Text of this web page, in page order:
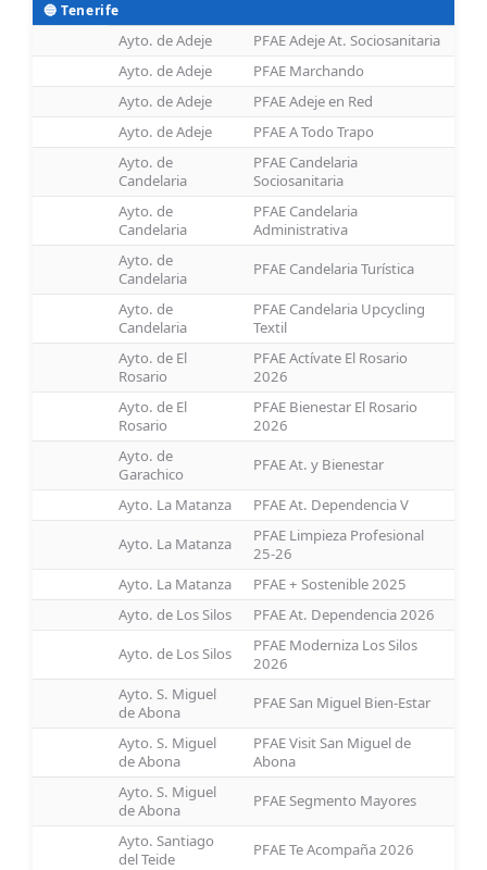
🔵 Tenerife
Ayto. de Adeje
PFAE Adeje At. Sociosanitaria
Ayto. de Adeje
PFAE Marchando
Ayto. de Adeje
PFAE Adeje en Red
Ayto. de Adeje
PFAE A Todo Trapo
Ayto. de
Candelaria
PFAE Candelaria
Sociosanitaria
Ayto. de
Candelaria
PFAE Candelaria
Administrativa
Ayto. de
Candelaria
PFAE Candelaria Turística
Ayto. de
Candelaria
PFAE Candelaria Upcycling
Textil
Ayto. de El
Rosario
PFAE Actívate El Rosario
2026
Ayto. de El
Rosario
PFAE Bienestar El Rosario
2026
Ayto. de
Garachico
PFAE At. y Bienestar
Ayto. La Matanza
PFAE At. Dependencia V
Ayto. La Matanza
PFAE Limpieza Profesional
25-26
Ayto. La Matanza
PFAE + Sostenible 2025
Ayto. de Los Silos
PFAE At. Dependencia 2026
Ayto. de Los Silos
PFAE Moderniza Los Silos
2026
Ayto. S. Miguel
de Abona
PFAE San Miguel Bien-Estar
Ayto. S. Miguel
de Abona
PFAE Visit San Miguel de
Abona
Ayto. S. Miguel
de Abona
PFAE Segmento Mayores
Ayto. Santiago
del Teide
PFAE Te Acompaña 2026